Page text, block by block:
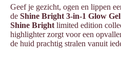
Geef je gezicht, ogen en lippen
de Shine Bright 3-in-1 Glow Gel
Shine Bright limited edition
highlighter zorgt voor een
de huid prachtig stralen vanuit